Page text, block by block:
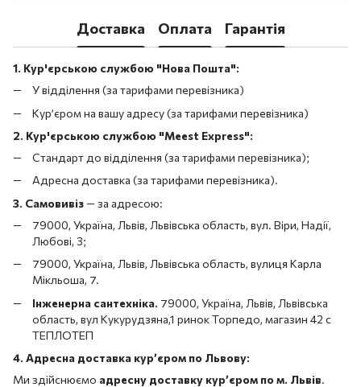
Доставка Оплата Гарантія
1. Кур'єрською службою "Нова Пошта":
У відділення (за тарифами перевізника)
Кур’єром на вашу адресу (за тарифами перевізника)
2. Кур'єрською службою "Meest Express":
Стандарт до відділення (за тарифами перевізника);
Адресна доставка (за тарифами перевізника).
3. Самовивіз—за адресою:
79000, Україна, Львів, Львівська область, вул. Віри, Надії,
Любові, 3;
79000, Україна, Львів, Львівська область, вулиця Карла
Мікльоша, 7.
Інженерна сантехніка. 79000, Україна, Львів, Львівська
область, вул Кукурудзяна,1 ринок Торпедо, магазин 42 с
ТЕПЛОТЕП
4. Адресна доставка кур’єром по Львову:
Ми здійснюємо адресну доставку кур’єром по м. Львів.